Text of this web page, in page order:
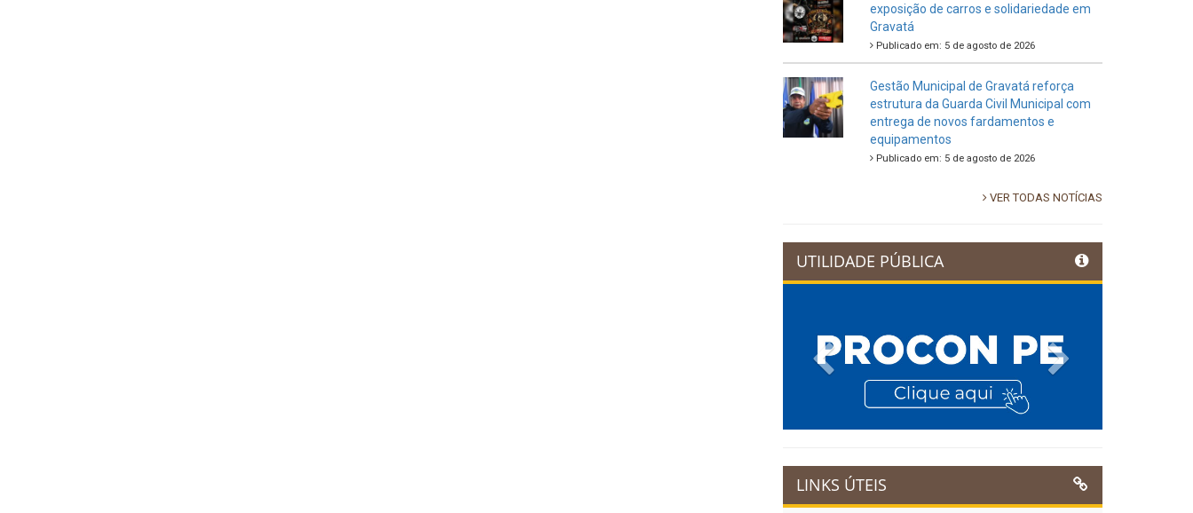
exposição de carros e solidariedade em
Gravatá
Publicado em: 5 de agosto de 2026
Gestão Municipal de Gravatá reforça
estrutura da Guarda Civil Municipal com
entrega de novos fardamentos e
equipamentos
Publicado em: 5 de agosto de 2026
VER TODAS NOTÍCIAS
UTILIDADE PÚBLICA
Previous
LINKS ÚTEIS